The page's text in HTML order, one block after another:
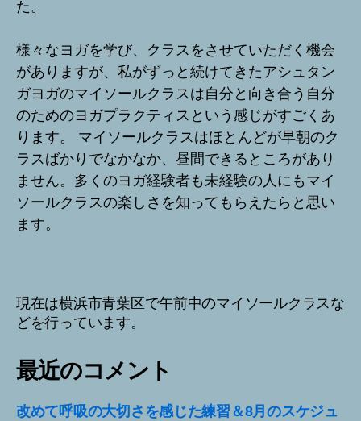
た。
様々なヨガを学び、クラスをさせていただく機会
がありますが、私がずっと続けてきたアシュタン
ガヨガのマイソールクラスは自分と向き合う自分
のためのヨガプラクティスという感じがすごくあ
ります。 マイソールクラスはほとんどが早朝のク
ラスばかりでなかなか、昼間できるところがあり
ません。多くのヨガ経験者も未経験の人にもマイ
ソールクラスの楽しさを知ってもらえたらと思い
ます。
現在は横浜市青葉区で午前中のマイソールクラスな
どを行っています。
最近のコメント
改めて呼吸の大切さを感じた練習＆8月のスケジュ